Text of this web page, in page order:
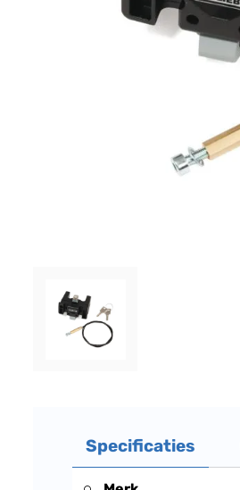
Specificaties